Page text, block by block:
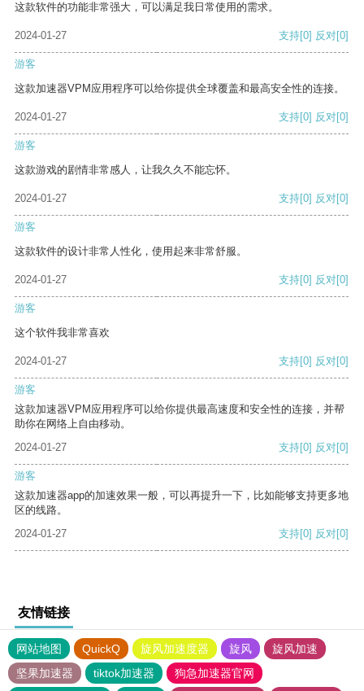
这款软件的功能非常强大，可以满足我日常使用的需求。
2024-01-27 支持[0] 反对[0]
游客
这款加速器VPM应用程序可以给你提供全球覆盖和最高安全性的连接。
2024-01-27 支持[0] 反对[0]
游客
这款游戏的剧情非常感人，让我久久不能忘怀。
2024-01-27 支持[0] 反对[0]
游客
这款软件的设计非常人性化，使用起来非常舒服。
2024-01-27 支持[0] 反对[0]
游客
这个软件我非常喜欢
2024-01-27 支持[0] 反对[0]
游客
这款加速器VPM应用程序可以给你提供最高速度和安全性的连接，并帮
助你在网络上自由移动。
2024-01-27
支持[0] 反对[0]
游客
这款加速器app的加速效果一般，可以再提升一下，比如能够支持更多地
区的线路。
2024-01-27
支持[0] 反对[0]
友情链接
网站地图 QuickQ 旋风加速度器 旋风
旋风加速
坚果加速器
tiktok加速器 狗急加速器官网